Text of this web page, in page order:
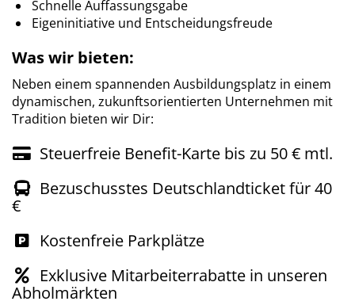
Schnelle Auffassungsgabe
Eigeninitiative und Entscheidungsfreude
Was wir bieten:
Neben einem spannenden Ausbildungsplatz in einem
dynamischen, zukunftsorientierten Unternehmen mit
Tradition bieten wir Dir:
Steuerfreie Benefit-Karte bis zu 50 € mtl.
Bezuschusstes Deutschlandticket für 40
€
Kostenfreie Parkplätze
Exklusive Mitarbeiterrabatte in unseren
Abholmärkten